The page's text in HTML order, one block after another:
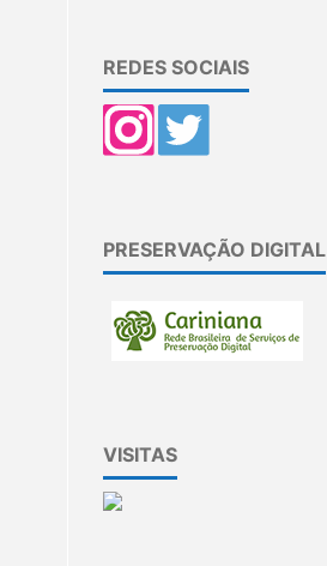
REDES SOCIAIS
PRESERVAÇÃO DIGITAL
VISITAS